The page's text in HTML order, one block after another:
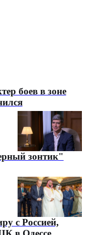
боев в зоне
зонтик"
с Россией,